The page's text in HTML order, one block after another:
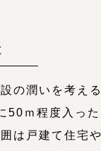
の潤いを考え
50ｍ程度入っ
は戸建て住宅